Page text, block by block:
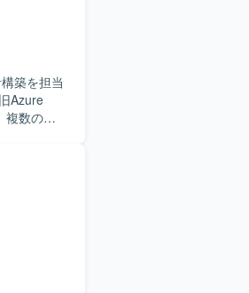
築を担当
複数の
にコミ
す。
に関わる
で、さ
いたし